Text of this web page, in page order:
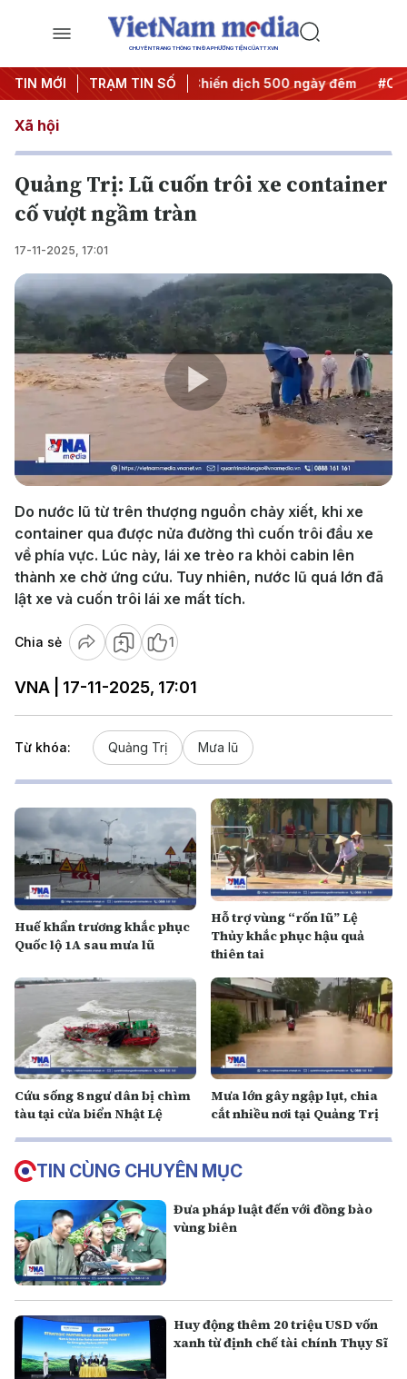
CHUYÊN TRANG THÔNG TIN ĐA PHƯƠNG TIỆN CỦA TTXVN
TIN MỚI TRẠM TIN SỐ
hành động #Chiến dịch 500 ngày đêm #Chống khai
Xã hội
Quảng Trị: Lũ cuốn trôi xe container
cố vượt ngầm tràn
17-11-2025, 17:01
Play
Video
Do nước lũ từ trên thượng nguồn chảy xiết, khi xe
container qua được nửa đường thì cuốn trôi đầu xe
về phía vực. Lúc này, lái xe trèo ra khỏi cabin lên
thành xe chờ ứng cứu. Tuy nhiên, nước lũ quá lớn đã
lật xe và cuốn trôi lái xe mất tích.
Chia sẻ 1
VNA | 17-11-2025, 17:01
Từ khóa: Quảng Trị Mưa lũ
Huế khẩn trương khắc phục
Quốc lộ 1A sau mưa lũ
Hỗ trợ vùng “rốn lũ” Lệ
Thủy khắc phục hậu quả
thiên tai
Cứu sống 8 ngư dân bị chìm
tàu tại cửa biển Nhật Lệ
Mưa lớn gây ngập lụt, chia
cắt nhiều nơi tại Quảng Trị
TIN CÙNG CHUYÊN MỤC
Đưa pháp luật đến với đồng bào
vùng biên
Huy động thêm 20 triệu USD vốn
xanh từ định chế tài chính Thụy Sĩ